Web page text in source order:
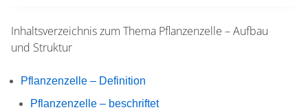
Inhaltsverzeichnis zum Thema Pflanzenzelle – Aufbau
und Struktur
Pflanzenzelle – Definition
Pflanzenzelle – beschriftet